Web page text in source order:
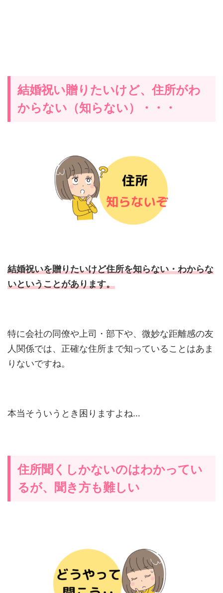
結婚祝い贈りたいけど、住所がわ
からない（知らない）・・・
結婚祝いを贈りたいけど住所を知らない・わからな
いということがあります。
特に会社の同僚や上司・部下や、微妙な距離感の友
人関係では、正確な住所まで知っていることはあま
りないですね。
本当そういうとき困りますよね…
住所聞くしかないのはわかってい
るが、聞き方も難しい